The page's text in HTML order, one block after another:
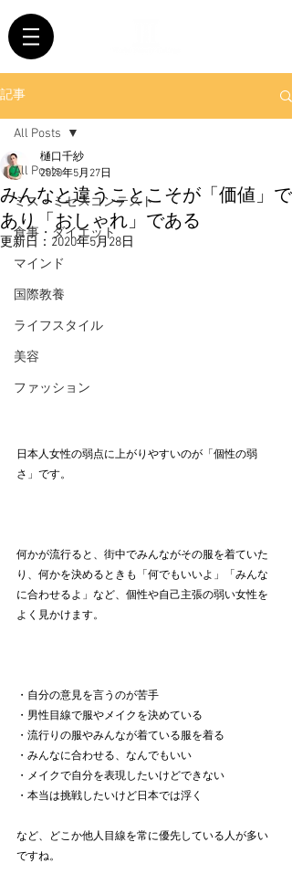
記事
All Posts
ミス・ミセスコンテスト
食事・ダイエット
マインド
国際教養
ライフスタイル
美容
ファッション
All Posts
みんなと違うことこそが「価値」で
あり「おしゃれ」である
樋口千紗
2020年5月27日
更新日： 2020年5月28日
日本人女性の弱点に上がりやすいのが「個性の弱
さ」です。
何かが流行ると、 街中でみんながその服を着ていた
り、何かを決めるときも「何でもいいよ」「みんな
に合わせるよ」など、個性や自己主張の弱い女性を
よく見かけます。
・自分の意見を言うのが苦手
・ 男性目線で服やメイクを決めている
・流行りの服やみんなが着ている服を着る
・みんなに合わせる、なんでもいい
・メイクで自分を表現したいけどできない
・本当は挑戦したいけど日本では浮く
など、どこか他人目線を常に優先している人が多い
ですね。